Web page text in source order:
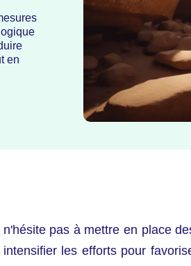
en
pas à mettre en place
les efforts pour